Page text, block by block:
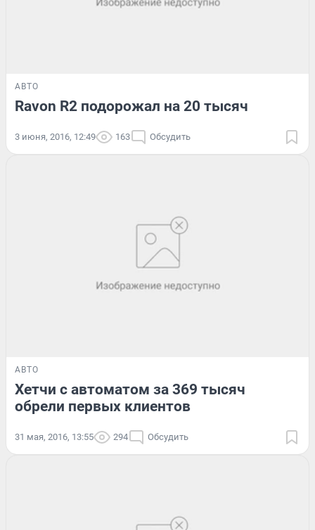
АВТО
Ravon R2 подорожал на 20 тысяч
3 июня, 2016, 12:49 163 Обсудить
АВТО
Хетчи с автоматом за 369 тысяч
обрели первых клиентов
31 мая, 2016, 13:55 294 Обсудить